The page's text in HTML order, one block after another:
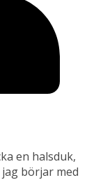
en halsduk,
börjar med